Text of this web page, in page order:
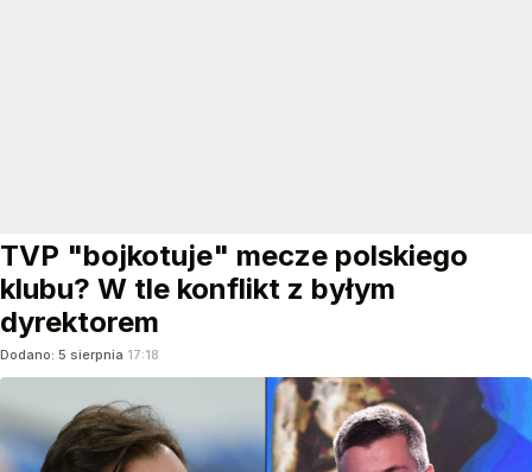
TVP "bojkotuje" mecze polskiego
klubu? W tle konflikt z byłym
dyrektorem
Dodano: 5 sierpnia 17:18